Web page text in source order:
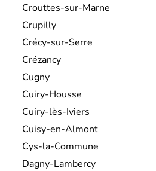
Crouttes-sur-Marne
Crupilly
Crécy-sur-Serre
Crézancy
Cugny
Cuiry-Housse
Cuiry-lès-Iviers
Cuisy-en-Almont
Cys-la-Commune
Dagny-Lambercy